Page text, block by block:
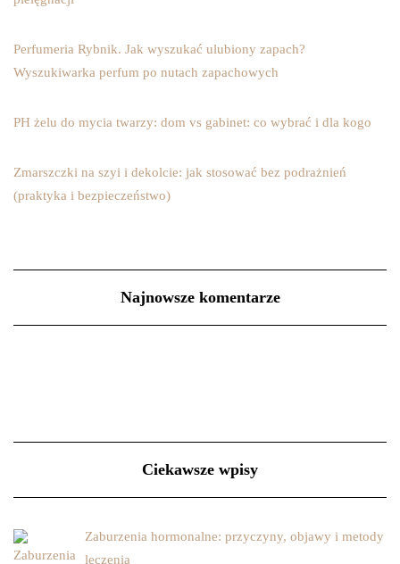
Perfumeria Rybnik. Jak wyszukać ulubiony zapach?
Wyszukiwarka perfum po nutach zapachowych
PH żelu do mycia twarzy: dom vs gabinet: co wybrać i dla kogo
Zmarszczki na szyi i dekolcie: jak stosować bez podrażnień
(praktyka i bezpieczeństwo)
Najnowsze komentarze
Ciekawsze wpisy
Zaburzenia hormonalne: przyczyny, objawy i metody
leczenia